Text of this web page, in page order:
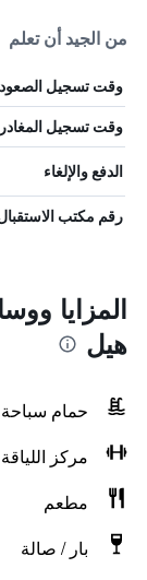
من الجيد أن تعلم
وقت تسجيل الصعود
وقت تسجيل
الدفع والإلغاء
رقم مكتب
المزايا
هيل
حمام
مركز اللياقة
مطعم
بار / صالة